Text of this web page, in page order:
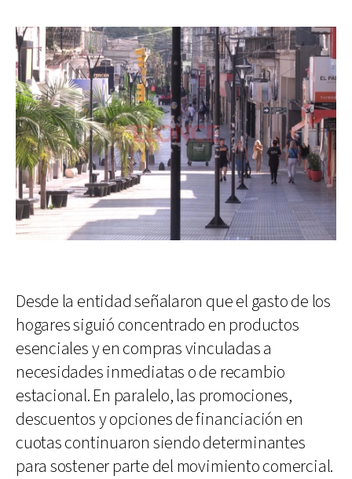
Desde la entidad señalaron que el gasto de los
hogares siguió concentrado en productos
esenciales y en compras vinculadas a
necesidades inmediatas o de recambio
estacional. En paralelo, las promociones,
descuentos y opciones de financiación en
cuotas continuaron siendo determinantes
para sostener parte del movimiento comercial.